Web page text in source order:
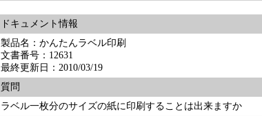
ドキュメント情報
製品名：かんたんラベル印刷
文書番号：12631
最終更新日：2010/03/19
質問
ラベル一枚分のサイズの紙に印刷することは出来ますか